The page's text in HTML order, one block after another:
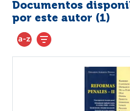
Documentos
por este autor (1)